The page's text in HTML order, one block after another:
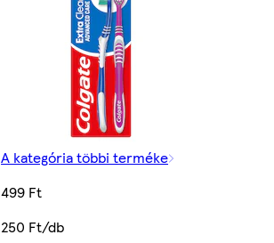
A kategória többi terméke
499 Ft
250 Ft/db